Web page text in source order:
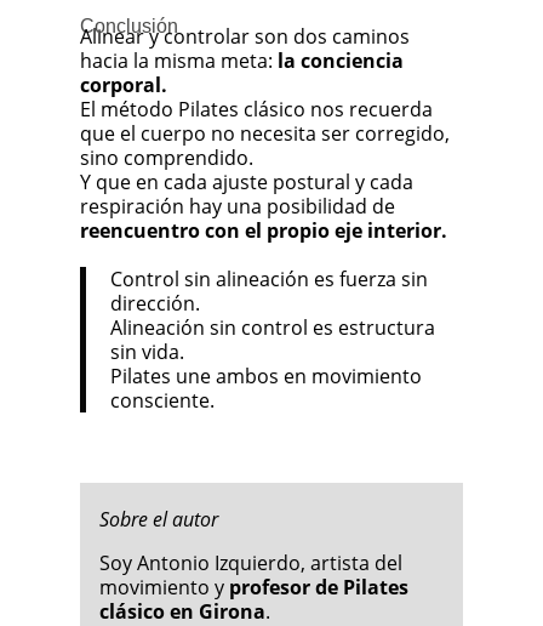
Conclusión
Alinear y controlar son dos caminos
hacia la misma meta: la conciencia
corporal.
El método Pilates clásico nos recuerda
que el cuerpo no necesita ser corregido,
sino comprendido.
Y que en cada ajuste postural y cada
respiración hay una posibilidad de
reencuentro con el propio eje interior.
Control sin alineación es fuerza sin
dirección.
Alineación sin control es estructura
sin vida.
Pilates une ambos en movimiento
consciente.
Sobre el autor
Soy Antonio Izquierdo, artista del
movimiento y profesor de Pilates
clásico en Girona.